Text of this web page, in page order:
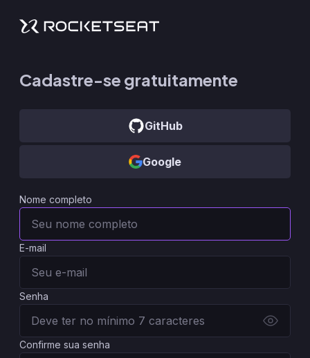
Cadastre-se gratuitamente
GitHub
Google
Nome completo
E-mail
Senha
Confirme sua senha